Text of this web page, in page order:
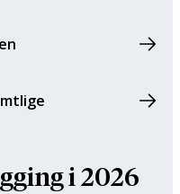
i 2026